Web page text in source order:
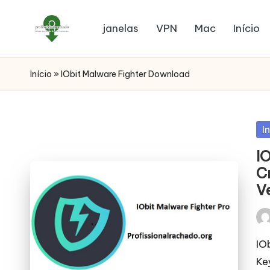
janelas VPN Mac Início
Início » IObit Malware Fighter Download
by